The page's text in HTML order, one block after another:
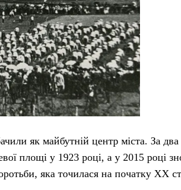
як майбутній центр міста. За два
площі у 1923 році, а у 2015 році
яка точилася на початку XX